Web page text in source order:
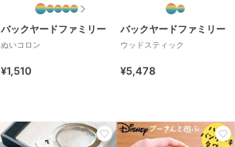
バックヤードファミリー
ぬいコロン
¥1,510
バックヤードファミリー
ウッドスティック
¥5,478